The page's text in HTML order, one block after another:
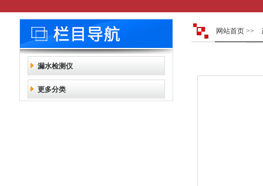
漏水检测仪
更多分类
网站首页 >>